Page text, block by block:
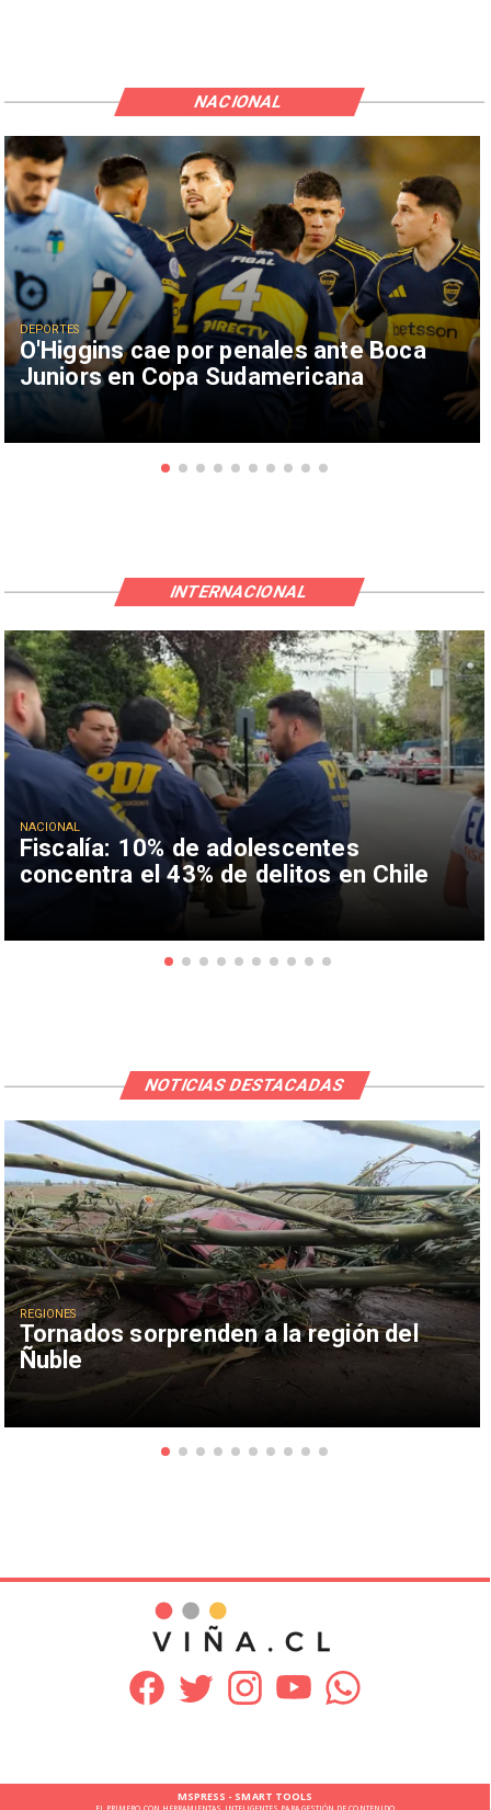
O'Higgins cae por penales ante Boca
Juniors en Copa Sudamericana
DEPORTES
NACIONAL
Fiscalía: 10% de adolescentes
concentra el 43% de delitos en Chile
NACIONAL
INTERNACIONAL
Tornados sorprenden a la región del
Ñuble
REGIONES
NOTICIAS DESTACADAS
MSPRESS - SMART TOOLS
EL PRIMERO CON HERRAMIENTAS INTELIGENTES PARA GESTIÓN DE CONTENIDO